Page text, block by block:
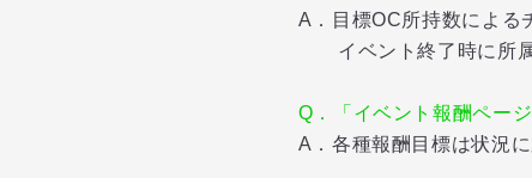
A．目標OC所持数による
イベント終了時に所属し
Q．「イベント報酬ペー
A．各種報酬目標は状況に